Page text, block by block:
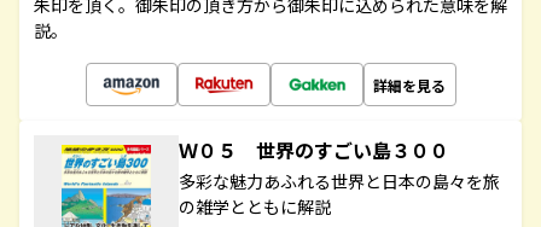
朱印を頂く。御朱印の頂き方から御朱印に込められた意味を解
説。
詳細を見る
Ｗ０５ 世界のすごい島３００
多彩な魅力あふれる世界と日本の島々を旅
の雑学とともに解説